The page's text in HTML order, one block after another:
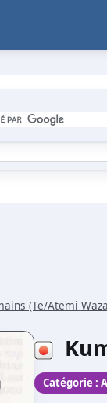
(Te/Atemi
Catégorie :